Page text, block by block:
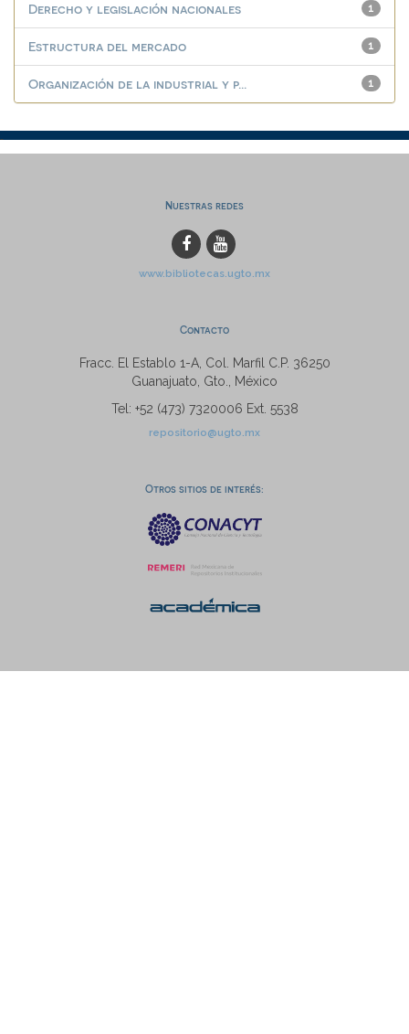
1
Derecho y legislación nacionales
1
Estructura del mercado
1
Organización de la industrial y p...
Nuestras redes
www.bibliotecas.ugto.mx
Contacto
Fracc. El Establo 1-A, Col. Marfil C.P. 36250
Guanajuato, Gto., México
Tel: +52 (473) 7320006 Ext. 5538
repositorio@ugto.mx
Otros sitios de interés: